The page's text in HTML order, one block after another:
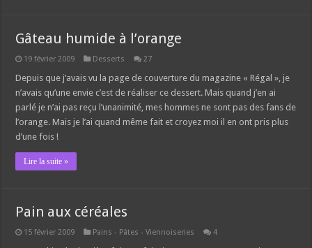
Gâteau humide à l’orange
19 février 2009 Desserts 27
Depuis que j’avais vu la page de couverture du magazine « Régal », je
n’avais qu’une envie c’est de réaliser ce dessert. Mais quand j’en ai
parlé je n’ai pas reçu l’unanimité, mes hommes ne sont pas des fans de
l’orange. Mais je l’ai quand même fait et croyez moi il en ont pris plus
d’une fois !
Lire la suite »
Pain aux céréales
15 février 2009 Pains - Pâtes - Viennoiseries 4